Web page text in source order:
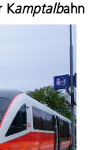
Kamptalbahn